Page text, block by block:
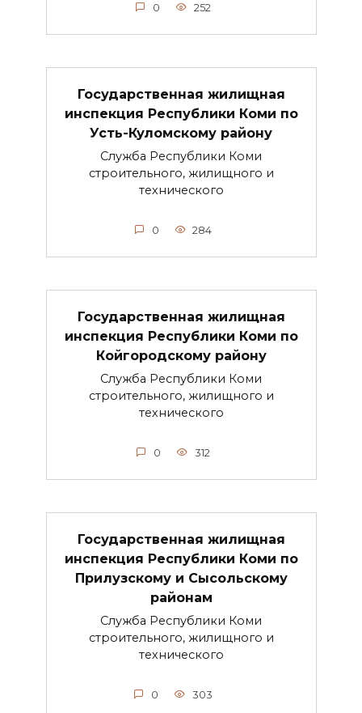
0 252
Государственная жилищная
инспекция Республики Коми по
Усть-Куломскому району
Служба Республики Коми
строительного, жилищного и
технического
0 284
Государственная жилищная
инспекция Республики Коми по
Койгородскому району
Служба Республики Коми
строительного, жилищного и
технического
0 312
Государственная жилищная
инспекция Республики Коми по
Прилузскому и Сысольскому
районам
Служба Республики Коми
строительного, жилищного и
технического
0 303